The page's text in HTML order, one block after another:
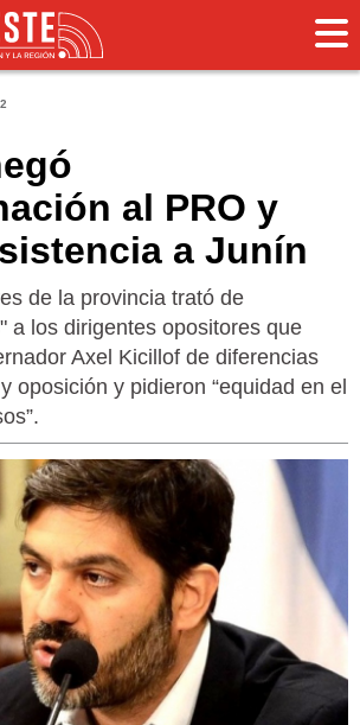
al PRO y
a Junín
de la provincia trató de
a los dirigentes opositores que
Axel Kicillof de diferencias
oposición y pidieron “equidad en el